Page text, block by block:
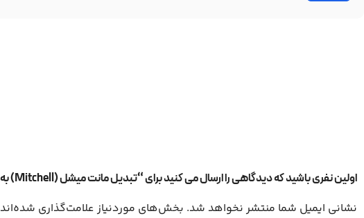
اولین نفری باشید که دیدگاهی را ارسال می کنید برای “تبدیل مانت میشل (Mitchell) به مانت یورو (Euro) کوپو مدل Kupo KS-651”
نشانی ایمیل شما منتشر نخواهد شد. بخش‌های موردنیاز علامت‌گذاری شده‌اند